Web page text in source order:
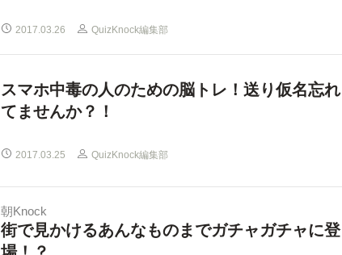
2017.03.26 QuizKnock編集部
スマホ中毒の人のための脳トレ！送り仮名忘れ
てませんか？！
2017.03.25 QuizKnock編集部
朝Knock
街で見かけるあんなものまでガチャガチャに登